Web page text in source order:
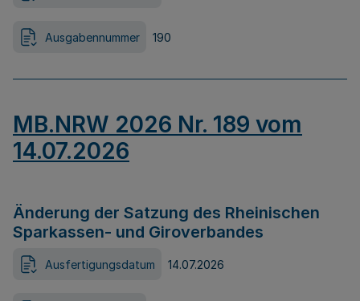
Ausgabennummer 190
MB.NRW 2026 Nr. 189 vom
14.07.2026
Änderung der Satzung des Rheinischen
Sparkassen- und Giroverbandes
Ausfertigungsdatum 14.07.2026